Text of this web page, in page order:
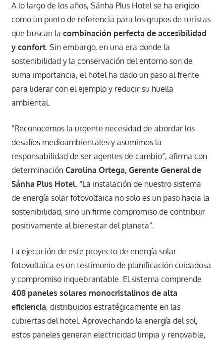
A lo largo de los años, Sánha Plus Hotel se ha erigido
como un punto de referencia para los grupos de turistas
que buscan la combinación perfecta de accesibilidad
y confort. Sin embargo, en una era donde la
sostenibilidad y la conservación del entorno son de
suma importancia, el hotel ha dado un paso al frente
para liderar con el ejemplo y reducir su huella
ambiental.
“Reconocemos la urgente necesidad de abordar los
desafíos medioambientales y asumimos la
responsabilidad de ser agentes de cambio”, afirma con
determinación Carolina Ortega, Gerente General de
Sánha Plus Hotel. “La instalación de nuestro sistema
de energía solar fotovoltaica no solo es un paso hacia la
sostenibilidad, sino un firme compromiso de contribuir
positivamente al bienestar del planeta”.
La ejecución de este proyecto de energía solar
fotovoltaica es un testimonio de planificación cuidadosa
y compromiso inquebrantable. El sistema comprende
408 paneles solares monocristalinos de alta
eficiencia, distribuidos estratégicamente en las
cubiertas del hotel. Aprovechando la energía del sol,
estos paneles generan electricidad limpia y renovable,